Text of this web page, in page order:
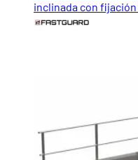
inclinada con fijación